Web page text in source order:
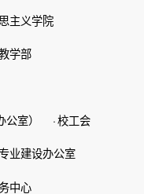
主义学院
学部
室） ·校工会
业建设办公室
中心